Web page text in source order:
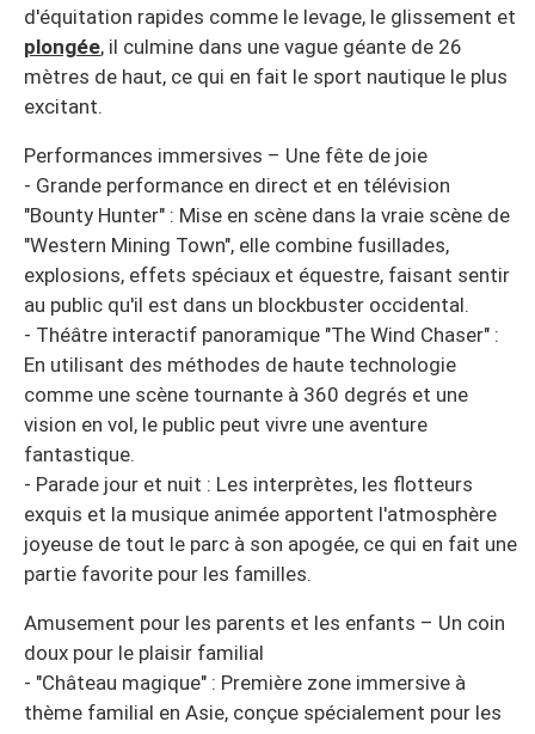
d'équitation rapides comme le levage, le glissement et
plongée, il culmine dans une vague géante de 26
mètres de haut, ce qui en fait le sport nautique le plus
excitant.
Performances immersives – Une fête de joie
- Grande performance en direct et en télévision
"Bounty Hunter" : Mise en scène dans la vraie scène de
"Western Mining Town", elle combine fusillades,
explosions, effets spéciaux et équestre, faisant sentir
au public qu'il est dans un blockbuster occidental.
- Théâtre interactif panoramique "The Wind Chaser" :
En utilisant des méthodes de haute technologie
comme une scène tournante à 360 degrés et une
vision en vol, le public peut vivre une aventure
fantastique.
- Parade jour et nuit : Les interprètes, les flotteurs
exquis et la musique animée apportent l'atmosphère
joyeuse de tout le parc à son apogée, ce qui en fait une
partie favorite pour les familles.
Amusement pour les parents et les enfants – Un coin
doux pour le plaisir familial
- "Château magique" : Première zone immersive à
thème familial en Asie, conçue spécialement pour les